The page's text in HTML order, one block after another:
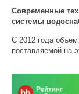
Современные
системы
С 2012 года
поставляемой на